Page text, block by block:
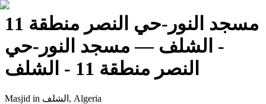
مسجد النور-حي النصر منطقة 11
- الشلف — مسجد النور-حي
النصر منطقة 11 - الشلف
Masjid
in الشلف, Algeria